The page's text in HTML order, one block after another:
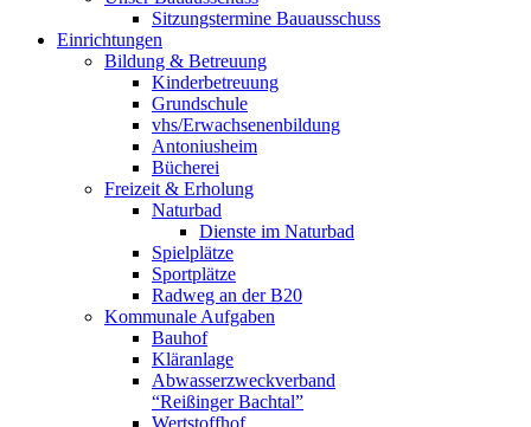
Sitzungstermine Bauausschuss
Einrichtungen
Bildung & Betreuung
Kinderbetreuung
Grundschule
vhs/Erwachsenenbildung
Antoniusheim
Bücherei
Freizeit & Erholung
Naturbad
Dienste im Naturbad
Spielplätze
Sportplätze
Radweg an der B20
Kommunale Aufgaben
Bauhof
Kläranlage
Abwasserzweckverband
“Reißinger Bachtal”
Wertstoffhof